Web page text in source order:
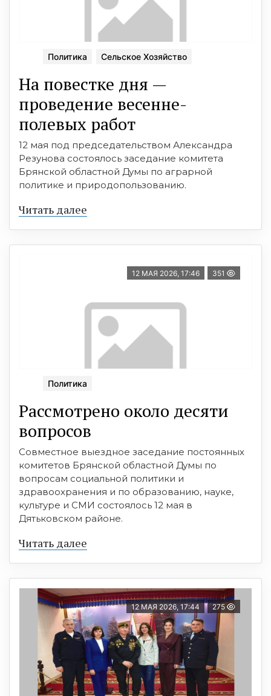
Политика Сельское Хозяйство
На повестке дня —
проведение весенне-
полевых работ
12 мая под председательством Александра
Резунова состоялось заседание комитета
Брянской областной Думы по аграрной
политике и природопользованию.
Читать далее
12 МАЯ 2026, 17:46 351
Политика
Рассмотрено около десяти
вопросов
Совместное выездное заседание постоянных
комитетов Брянской областной Думы по
вопросам социальной политики и
здравоохранения и по образованию, науке,
культуре и СМИ состоялось 12 мая в
Дятьковском районе.
Читать далее
12 МАЯ 2026, 17:44 275